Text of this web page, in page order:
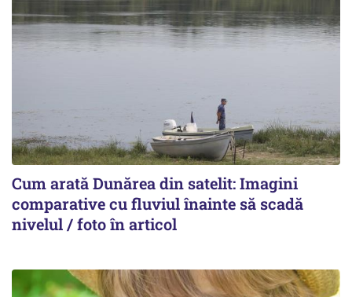
Cum arată Dunărea din satelit: Imagini
comparative cu fluviul înainte să scadă
nivelul / foto în articol